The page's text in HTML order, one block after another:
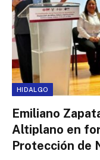
HIDALGO
Emiliano
Altiplano en
Protección de